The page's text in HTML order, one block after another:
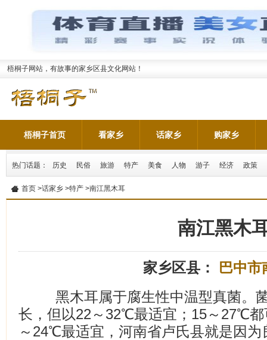
梧桐子网站，有故事的家乡区县文化网站！
梧桐子首页 看家乡 话家乡 购家乡
热门话题： 历史 民俗 旅游 特产 美食 人物 游子 经济 政策
首页 >话家乡 >特产 >南江黑木耳
南江黑木
家乡区县：
巴中市
黑木耳属于腐生性中温型真菌。
长，但以22～32℃最适宜；15～27℃都
～24℃最适宜，河南省卢氏县就是因